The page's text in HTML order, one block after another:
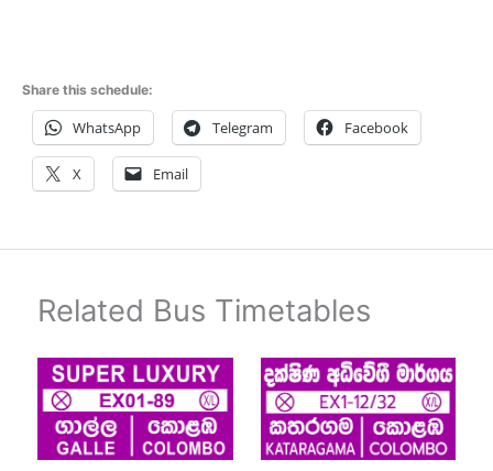
Share this schedule:
WhatsApp Telegram Facebook
X Email
Related Bus Timetables